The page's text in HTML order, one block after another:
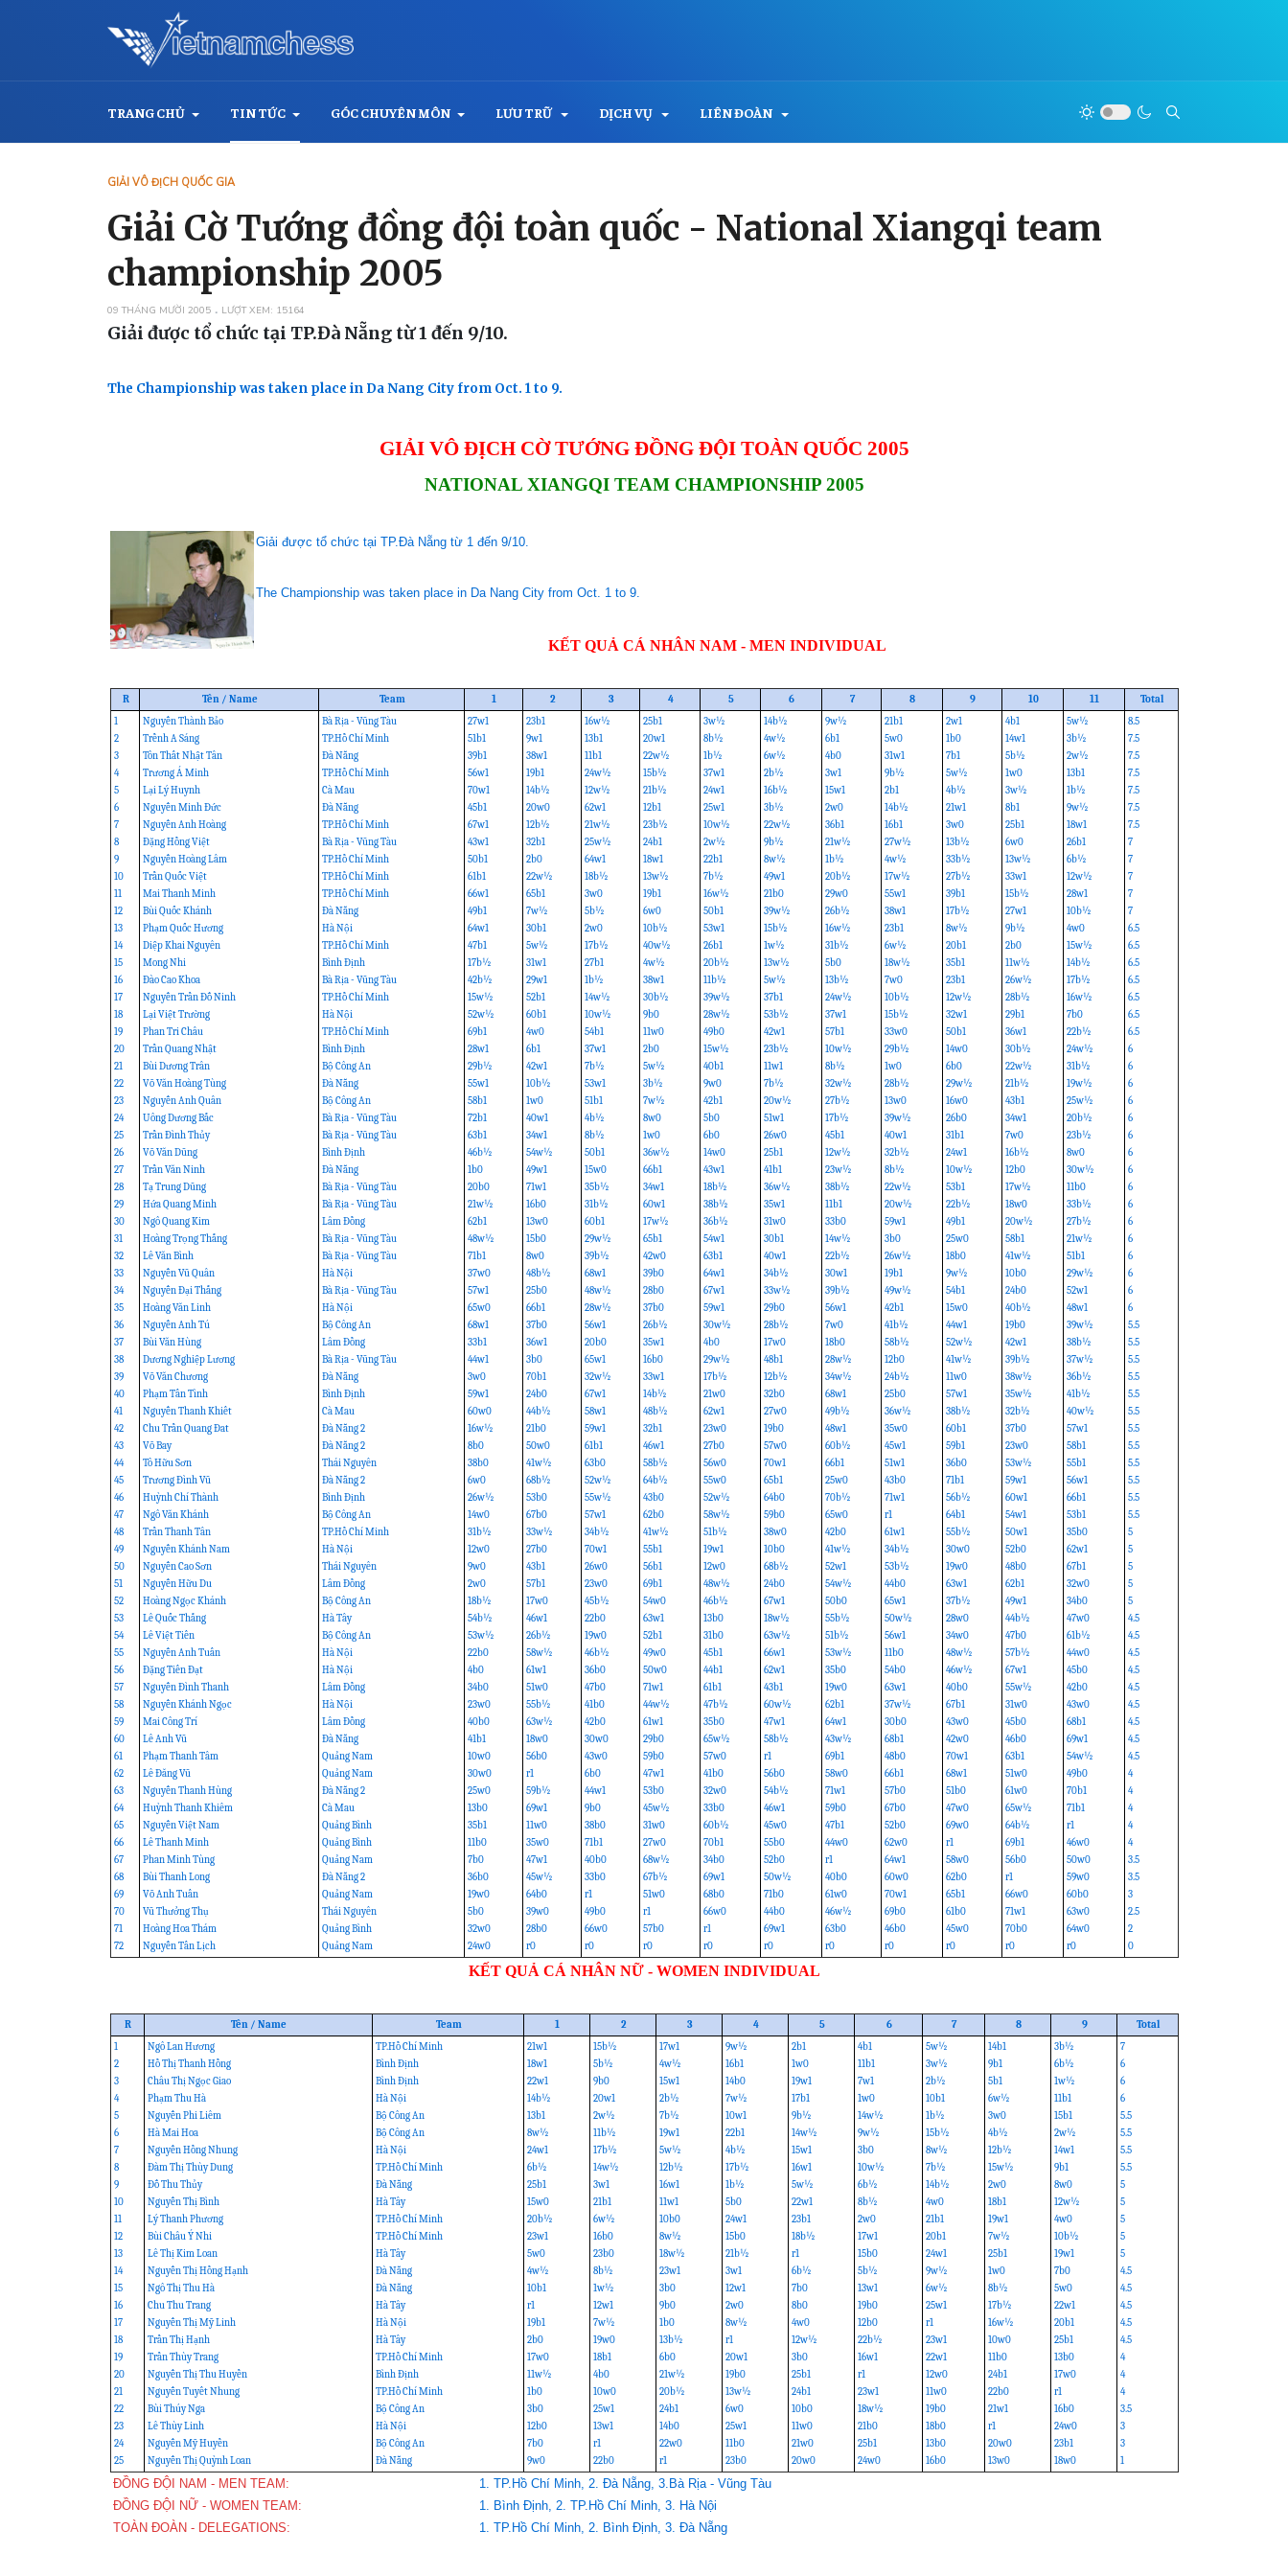
TRANG CHỦ TIN TỨC GÓC CHUYÊN MÔN LƯU TRỮ DỊCH VỤ LIÊN ĐOÀN
GIẢI VÔ ĐỊCH QUỐC GIA
Giải Cờ Tướng đồng đội toàn quốc - National Xiangqi team
championship 2005
09 THÁNG MƯỜI 2005 LƯỢT XEM: 15164
Giải được tổ chức tại TP.Đà Nẵng từ 1 đến 9/10.
The Championship was taken place in Da Nang City from Oct. 1 to 9.
GIẢI VÔ ĐỊCH CỜ TƯỚNG ĐỒNG ĐỘI TOÀN QUỐC 2005
NATIONAL XIANGQI TEAM CHAMPIONSHIP 2005
Giải được tổ chức tại TP.Đà Nẵng từ 1 đến 9/10.
The Championship was taken place in Da Nang City from Oct. 1 to 9.
KẾT QUẢ CÁ NHÂN NAM - MEN INDIVIDUAL
R Tên / Name Team 1 2 3 4 5 6 7 8 9 10 11
Total
1
2
3
4
5
6
7
8
9
10
11
12
13
14
15
16
17
18
19
20
21
22
23
24
25
26
27
28
29
30
31
32
33
34
35
36
37
38
39
40
41
42
43
44
45
46
47
48
49
50
51
52
53
54
55
56
57
58
59
60
61
62
63
64
65
66
67
68
69
70
71
72
Nguyễn Thành Bảo
Trềnh A Sáng
Tôn Thất Nhật Tân
Trương Á Minh
Lại Lý Huynh
Nguyễn Minh Đức
Nguyễn Anh Hoàng
Đặng Hồng Việt
Nguyễn Hoàng Lâm
Trần Quốc Việt
Mai Thanh Minh
Bùi Quốc Khánh
Phạm Quốc Hương
Diệp Khai Nguyên
Mong Nhi
Đào Cao Khoa
Nguyễn Trần Đỗ Ninh
Lại Việt Trường
Phan Tri Châu
Trần Quang Nhật
Bùi Dương Trân
Võ Văn Hoàng Tùng
Nguyễn Anh Quân
Uông Dương Bắc
Trần Đình Thủy
Võ Văn Dũng
Trần Văn Ninh
Tạ Trung Dũng
Hứa Quang Minh
Ngô Quang Kim
Hoàng Trọng Thắng
Lê Văn Bình
Nguyễn Vũ Quân
Nguyễn Đại Thắng
Hoàng Văn Linh
Nguyễn Anh Tú
Bùi Văn Hùng
Dương Nghiệp Lương
Võ Văn Chương
Phạm Tấn Tình
Nguyễn Thanh Khiết
Chu Trần Quang Đat
Võ Bay
Tô Hữu Sơn
Trương Đình Vũ
Huỳnh Chí Thành
Ngô Văn Khánh
Trần Thanh Tân
Nguyễn Khánh Nam
Nguyễn Cao Sơn
Nguyễn Hữu Du
Hoàng Ngọc Khánh
Lê Quốc Thắng
Lê Việt Tiến
Nguyễn Anh Tuấn
Đặng Tiến Đạt
Nguyễn Đình Thanh
Nguyễn Khánh Ngọc
Mai Công Trí
Lê Anh Vũ
Phạm Thanh Tâm
Lê Đăng Vũ
Nguyễn Thanh Hùng
Huỳnh Thanh Khiêm
Nguyễn Việt Nam
Lê Thanh Minh
Phan Minh Tùng
Bùi Thanh Long
Võ Anh Tuấn
Vũ Thưởng Thụ
Hoàng Hoa Thám
Nguyễn Tấn Lịch
Bà Rịa - Vũng Tàu
TP.Hồ Chí Minh
Đà Nẵng
TP.Hồ Chí Minh
Cà Mau
Đà Nẵng
TP.Hồ Chí Minh
Bà Rịa - Vũng Tàu
TP.Hồ Chí Minh
TP.Hồ Chí Minh
TP.Hồ Chí Minh
Đà Nẵng
Hà Nội
TP.Hồ Chí Minh
Bình Định
Bà Rịa - Vũng Tàu
TP.Hồ Chí Minh
Hà Nội
TP.Hồ Chí Minh
Bình Định
Bộ Công An
Đà Nẵng
Bộ Công An
Bà Rịa - Vũng Tàu
Bà Rịa - Vũng Tàu
Bình Định
Đà Nẵng
Bà Rịa - Vũng Tàu
Bà Rịa - Vũng Tàu
Lâm Đồng
Bà Rịa - Vũng Tàu
Bà Rịa - Vũng Tàu
Hà Nội
Bà Rịa - Vũng Tàu
Hà Nội
Bộ Công An
Lâm Đồng
Bà Rịa - Vũng Tàu
Đà Nẵng
Bình Định
Cà Mau
Đà Nẵng 2
Đà Nẵng 2
Thái Nguyên
Đà Nẵng 2
Bình Định
Bộ Công An
TP.Hồ Chí Minh
Hà Nội
Thái Nguyên
Lâm Đồng
Bộ Công An
Hà Tây
Bộ Công An
Hà Nội
Hà Nội
Lâm Đồng
Hà Nội
Lâm Đồng
Đà Nẵng
Quảng Nam
Quảng Nam
Đà Nẵng 2
Cà Mau
Quảng Bình
Quảng Bình
Quảng Nam
Đà Nẵng 2
Quảng Nam
Thái Nguyên
Quảng Bình
Quảng Nam
27w1
51b1
39b1
56w1
70w1
45b1
67w1
43w1
50b1
61b1
66w1
49b1
64w1
47b1
17b½
42b½
15w½
52w½
69b1
28w1
29b½
55w1
58b1
72b1
63b1
46b½
1b0
20b0
21w½
62b1
48w½
71b1
37w0
57w1
65w0
68w1
33b1
44w1
3w0
59w1
60w0
16w½
8b0
38b0
6w0
26w½
14w0
31b½
12w0
9w0
2w0
18b½
54b½
53w½
22b0
4b0
34b0
23w0
40b0
41b1
10w0
30w0
25w0
13b0
35b1
11b0
7b0
36b0
19w0
5b0
32w0
24w0
23b1
9w1
38w1
19b1
14b½
20w0
12b½
32b1
2b0
22w½
65b1
7w½
30b1
5w½
31w1
29w1
52b1
60b1
4w0
6b1
42w1
10b½
1w0
40w1
34w1
54w½
49w1
71w1
16b0
13w0
15b0
8w0
48b½
25b0
66b1
37b0
36w1
3b0
70b1
24b0
44b½
21b0
50w0
41w½
68b½
53b0
67b0
33w½
27b0
43b1
57b1
17w0
46w1
26b½
58w½
61w1
51w0
55b½
63w½
18w0
56b0
r1
59b½
69w1
11w0
35w0
47w1
45w½
64b0
39w0
28b0
r0
16w½
13b1
11b1
24w½
12w½
62w1
21w½
25w½
64w1
18b½
3w0
5b½
2w0
17b½
27b1
1b½
14w½
10w½
54b1
37w1
7b½
53w1
51b1
4b½
8b½
50b1
15w0
35b½
31b½
60b1
29w½
39b½
68w1
48w½
28w½
56w1
20b0
65w1
32w½
67w1
58w1
59w1
61b1
63b0
52w½
55w½
57w1
34b½
70w1
26w0
23w0
45b½
22b0
19w0
46b½
36b0
47b0
41b0
42b0
30w0
43w0
6b0
44w1
9b0
38b0
71b1
40b0
33b0
r1
49b0
66w0
r0
25b1
20w1
22w½
15b½
21b½
12b1
23b½
24b1
18w1
13w½
19b1
6w0
10b½
40w½
4w½
38w1
30b½
9b0
11w0
2b0
5w½
3b½
7w½
8w0
1w0
36w½
66b1
34w1
60w1
17w½
65b1
42w0
39b0
28b0
37b0
26b½
35w1
16b0
33w1
14b½
48b½
32b1
46w1
58b½
64b½
43b0
62b0
41w½
55b1
56b1
69b1
54w0
63w1
52b1
49w0
50w0
71w1
44w½
61w1
29b0
59b0
47w1
53b0
45w½
31w0
27w0
68w½
67b½
51w0
r1
57b0
r0
3w½
8b½
1b½
37w1
24w1
25w1
10w½
2w½
22b1
7b½
16w½
50b1
53w1
26b1
20b½
11b½
39w½
28w½
49b0
15w½
40b1
9w0
42b1
5b0
6b0
14w0
43w1
18b½
38b½
36b½
54w1
63b1
64w1
67w1
59w1
30w½
4b0
29w½
17b½
21w0
62w1
23w0
27b0
56w0
55w0
52w½
58w½
51b½
19w1
12w0
48w½
46b½
13b0
31b0
45b1
44b1
61b1
47b½
35b0
65w½
57w0
41b0
32w0
33b0
60b½
70b1
34b0
69w1
68b0
66w0
r1
r0
14b½
4w½
6w½
2b½
16b½
3b½
22w½
9b½
8w½
49w1
21b0
39w½
15b½
1w½
13w½
5w½
37b1
53b½
42w1
23b½
11w1
7b½
20w½
51w1
26w0
25b1
41b1
36w½
35w1
31w0
30b1
40w1
34b½
33w½
29b0
28b½
17w0
48b1
12b½
32b0
27w0
19b0
57w0
70w1
65b1
64b0
59b0
38w0
10b0
68b½
24b0
67w1
18w½
63w½
66w1
62w1
43b1
60w½
47w1
58b½
r1
56b0
54b½
46w1
45w0
55b0
52b0
50w½
71b0
44b0
69w1
r0
9w½
6b1
4b0
3w1
15w1
2w0
36b1
21w½
1b½
20b½
29w0
26b½
16w½
31b½
5b0
13b½
24w½
37w1
57b1
10w½
8b½
32w½
27b½
17b½
45b1
12w½
23w½
38b½
11b1
33b0
14w½
22b½
30w1
39b½
56w1
7w0
18b0
28w½
34w½
68w1
49b½
48w1
60b½
66b1
25w0
70b½
65w0
42b0
41w½
52w1
54w½
50b0
55b½
51b½
53w½
35b0
19w0
62b1
64w1
43w½
69b1
58w0
71w1
59b0
47b1
44w0
r1
40b0
61w0
46w½
63b0
r0
21b1
5w0
31w1
9b½
2b1
14b½
16b1
27w½
4w½
17w½
55w1
38w1
23b1
6w½
18w½
7w0
10b½
15b½
33w0
29b½
1w0
28b½
13w0
39w½
40w1
32b½
8b½
22w½
20w½
59w1
3b0
26w½
19b1
49w½
42b1
41b½
58b½
12b0
24b½
25b0
36w½
35w0
45w1
51w1
43b0
71w1
r1
61w1
34b½
53b½
44b0
65w1
50w½
56w1
11b0
54b0
63w1
37w½
30b0
68b1
48b0
66b1
57b0
67b0
52b0
62w0
64w1
60w0
70w1
69b0
46b0
r0
2w1
1b0
7b1
5w½
4b½
21w1
3w0
13b½
33b½
27b½
39b1
17b½
8w½
20b1
35b1
23b1
12w½
32w1
50b1
14w0
6b0
29w½
16w0
26b0
31b1
24w1
10w½
53b1
22b½
49b1
25w0
18b0
9w½
54b1
15w0
44w1
52w½
41w½
11w0
57w1
38b½
60b1
59b1
36b0
71b1
56b½
64b1
55b½
30w0
19w0
63w1
37b½
28w0
34w0
48w½
46w½
40b0
67b1
43w0
42w0
70w1
68w1
51b0
47w0
69w0
r1
58w0
62b0
65b1
61b0
45w0
r0
4b1
14w1
5b½
1w0
3w½
8b1
25b1
6w0
13w½
33w1
15b½
27w1
9b½
2b0
11w½
26w½
28b½
29b1
36w1
30b½
22w½
21b½
43b1
34w1
7w0
16b½
12b0
17w½
18w0
20w½
58b1
41w½
10b0
24b0
40b½
19b0
42w1
39b½
38w½
35w½
32b½
37b0
23w0
53w½
59w1
60w1
54w1
50w1
52b0
48b0
62b1
49w1
44b½
47b0
57b½
67w1
55w½
31w0
45b0
46b0
63b1
51w0
61w0
65w½
64b½
69b1
56b0
r1
66w0
71w1
70b0
r0
5w½
3b½
2w½
13b1
1b½
9w½
18w1
26b1
6b½
12w½
28w1
10b½
4w0
15w½
14b½
17b½
16w½
7b0
22b½
24w½
31b½
19w½
25w½
20b½
23b½
8w0
30w½
11b0
33b½
27b½
21w½
51b1
29w½
52w1
48w1
39w½
38b½
37w½
36b½
41b½
40w½
57w1
58b1
55b1
56w1
66b1
53b1
35b0
62w1
67b1
32w0
34b0
47w0
61b½
44w0
45b0
42b0
43w0
68b1
69w1
54w½
49b0
70b1
71b1
r1
46w0
50w0
59w0
60b0
63w0
64w0
r0
8.5
7.5
7.5
7.5
7.5
7.5
7.5
7
7
7
7
7
6.5
6.5
6.5
6.5
6.5
6.5
6.5
6
6
6
6
6
6
6
6
6
6
6
6
6
6
6
6
5.5
5.5
5.5
5.5
5.5
5.5
5.5
5.5
5.5
5.5
5.5
5.5
5
5
5
5
5
4.5
4.5
4.5
4.5
4.5
4.5
4.5
4.5
4.5
4
4
4
4
4
3.5
3.5
3
2.5
2
0
KẾT QUẢ CÁ NHÂN NỮ - WOMEN INDIVIDUAL
R Tên / Name Team 1 2 3 4 5 6 7 8 9
Total
1
2
3
4
5
6
7
8
9
10
11
12
13
14
15
16
17
18
19
20
21
22
23
24
25
Ngô Lan Hương
Hồ Thị Thanh Hồng
Châu Thị Ngọc Giao
Phạm Thu Hà
Nguyễn Phi Liêm
Hà Mai Hoa
Nguyễn Hồng Nhung
Đàm Thị Thùy Dung
Đỗ Thu Thủy
Nguyễn Thị Bình
Lý Thanh Phương
Bùi Châu Ý Nhi
Lê Thị Kim Loan
Nguyễn Thị Hồng Hạnh
Ngô Thị Thu Hà
Chu Thu Trang
Nguyễn Thị Mỹ Linh
Trần Thị Hạnh
Trần Thùy Trang
Nguyễn Thị Thu Huyền
Nguyễn Tuyết Nhung
Bùi Thúy Nga
Lê Thùy Linh
Nguyễn Mỹ Huyền
Nguyễn Thị Quỳnh Loan
TP.Hồ Chí Minh
Bình Định
Bình Định
Hà Nội
Bộ Công An
Bộ Công An
Hà Nội
TP.Hồ Chí Minh
Đà Nẵng
Hà Tây
TP.Hồ Chí Minh
TP.Hồ Chí Minh
Hà Tây
Đà Nẵng
Đà Nẵng
Hà Tây
Hà Nội
Hà Tây
TP.Hồ Chí Minh
Bình Định
TP.Hồ Chí Minh
Bộ Công An
Hà Nội
Bộ Công An
Đà Nẵng
21w1
18w1
22w1
14b½
13b1
8w½
24w1
6b½
25b1
15w0
20b½
23w1
5w0
4w½
10b1
r1
19b1
2b0
17w0
11w½
1b0
3b0
12b0
7b0
9w0
15b½
5b½
9b0
20w1
2w½
11b½
17b½
14w½
3w1
21b1
6w½
16b0
23b0
8b½
1w½
12w1
7w½
19w0
18b1
4b0
10w0
25w1
13w1
r1
22b0
17w1
4w½
15w1
2b½
7b½
19w1
5w½
12b½
16w1
11w1
10b0
8w½
18w½
23w1
3b0
9b0
1b0
13b½
6b0
21w½
20b½
24b1
14b0
22w0
r1
9w½
16b1
14b0
7w½
10w1
22b1
4b½
17b½
1b½
5b0
24w1
15b0
21b½
3w1
12w1
2w0
8w½
r1
20w1
19b0
13w½
6w0
25w1
11b0
23b0
2b1
1w0
19w1
17b1
9b½
14w½
15w1
16w1
5w½
22w1
23b1
18b½
r1
6b½
7b0
8b0
4w0
12w½
3b0
25b1
24b1
10b0
11w0
21w0
20w0
4b1
11b1
7w1
1w0
14w½
9w½
3b0
10w½
6b½
8b½
2w0
17w1
15b0
5b½
13w1
19b0
12b0
22b½
16w1
r1
23w1
18w½
21b0
25b1
24w0
5w½
3w½
2b½
10b1
1b½
15b½
8w½
7b½
14b½
4w0
21b1
20b1
24w1
9w½
6w½
25w1
r1
23w1
22w1
12w0
11w0
19b0
18b0
13b0
16b0
14b1
9b1
5b1
6w½
3w0
4b½
12b½
15w½
2w0
18b1
19w1
7w½
25b1
1w0
8b½
17b½
16w½
10w0
11b0
24b1
22b0
21w1
r1
20w0
13w0
3b½
6b½
1w½
11b1
15b1
2w½
14w1
9b1
8w0
12w½
4w0
10b½
19w1
7b0
5w0
22w1
20b1
25b1
13b0
17w0
r1
16b0
24w0
23b1
18w0
7
6
6
6
5.5
5.5
5.5
5.5
5
5
5
5
5
4.5
4.5
4.5
4.5
4.5
4
4
4
3.5
3
3
1
ĐỒNG ĐỘI NAM - MEN TEAM:
ĐỒNG ĐỘI NỮ - WOMEN TEAM:
TOÀN ĐOÀN - DELEGATIONS:
1. TP.Hồ Chí Minh, 2. Đà Nẵng, 3.Bà Rịa - Vũng Tàu
1. Bình Định, 2. TP.Hồ Chí Minh, 3. Hà Nội
1. TP.Hồ Chí Minh, 2. Bình Định, 3. Đà Nẵng